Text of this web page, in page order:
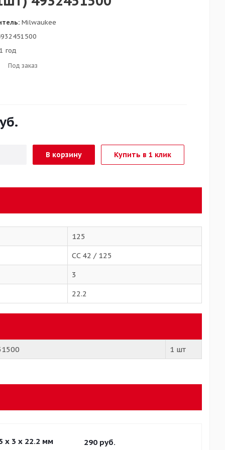
Milwaukee
1 год
Под заказ
В корзину Купить в 1 клик
125
CC 42 / 125
3
22.2
1 шт
x 3 x 22.2 мм
290 руб.